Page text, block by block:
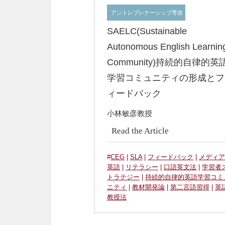
アントレプレナーシップ専攻
SAELC(Sustainable
Autonomous English
Community)持続的自律的英
学習コミュニティの形成とフ
ィードバック
小林敏彦教授
Read the Article
#CEG SLA| フィードバック
メディア
英語
リテラシー 口語英文法
学習者
トラテジー
持続的自律的英語学習コミ
ニティ
教材開発論 第二言語習得
英
教授法